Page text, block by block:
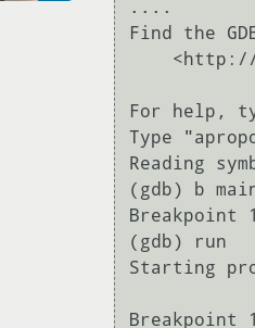
....
Find the
For help,
Type
Reading
(gdb) b
(gdb) run
Starting
Breakpoint